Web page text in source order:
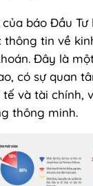
báo Đầu Tư
tin về
Đây là
có sự quan
và tài chính,
thông minh.